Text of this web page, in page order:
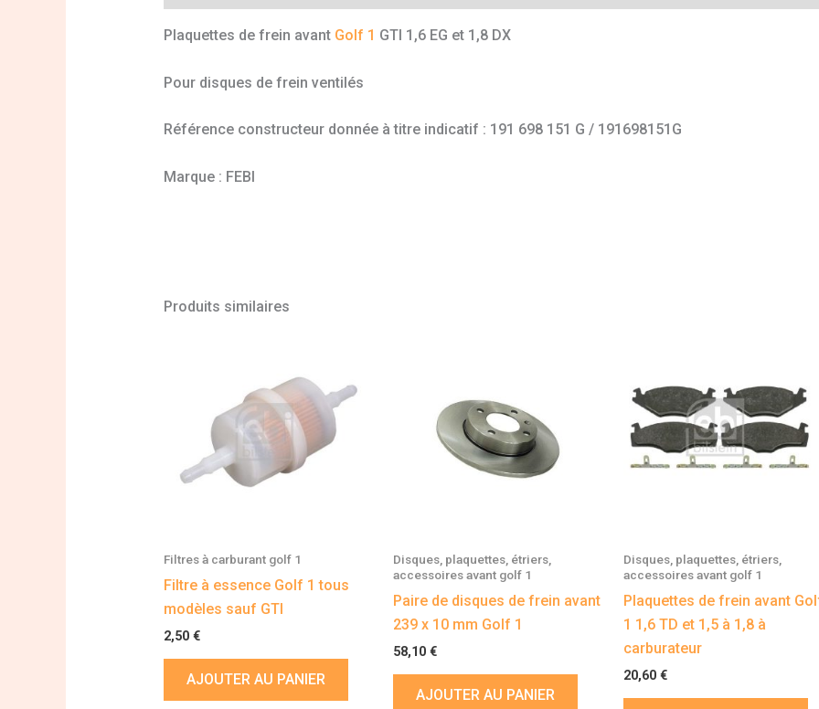
Plaquettes de frein avant Golf 1 GTI 1,6 EG et 1,8 DX
Pour disques de frein ventilés
Référence constructeur donnée à titre indicatif : 191 698 151 G / 191698151G
Marque : FEBI
Produits similaires
Filtres à carburant golf 1
Filtre à essence Golf 1 tous
modèles sauf GTI
2,50 €
AJOUTER AU PANIER
Disques, plaquettes, étriers,
accessoires avant golf 1
Paire de disques de frein avant
239 x 10 mm Golf 1
58,10€
AJOUTER AU PANIER
Disques, plaquettes, étriers,
accessoires avant golf 1
Plaquettes de frein avant
1 1,6 TD et 1,5 à 1,8 à
carburateur
20,60 €